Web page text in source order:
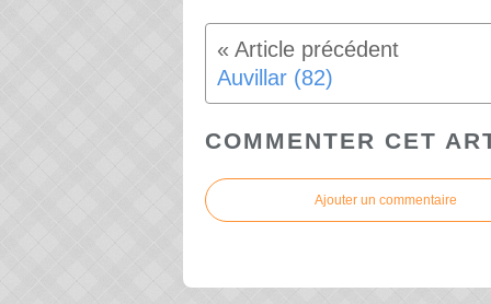
Auvillar (82)
COMMENTER CET
Ajouter un commentaire